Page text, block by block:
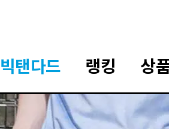
빅탠다드 랭킹 상